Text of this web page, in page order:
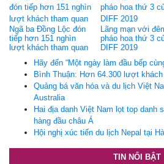
Ngã ba Đồng Lộc đón
tiếp hơn 151 nghìn
lượt khách tham quan
Lãng mạn với
pháo hoa thứ 3
DIFF 2019
Hãy đến “Một ngày làm đầu bếp
Bình Thuận: Hơn 64.300 lượt
Quảng bá văn hóa và du lịch Việt
Australia
Hai địa danh Việt Nam lọt top danh
hàng đầu châu Á
Hội nghị xúc tiến du lịch Nepal tại
TIN NỔI BẬT